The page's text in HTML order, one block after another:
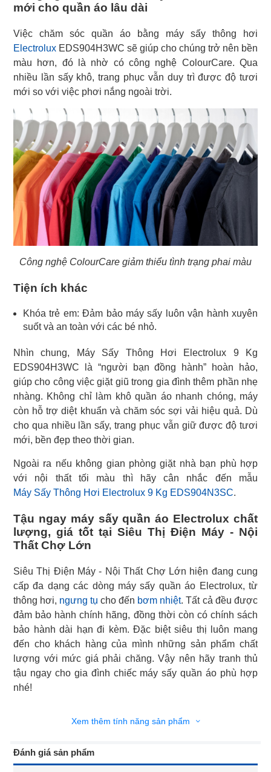
mới cho quần áo lâu dài
Electrolux EDS904H3WC sẽ giúp cho chúng trở nên bền
màu hơn, đó là nhờ có công nghệ ColourCare. Qua
nhiều lần sấy khô, trang phục vẫn duy trì được độ tươi
mới so với việc phơi nắng ngoài trời.
Công nghệ ColourCare giảm thiểu tình trạng phai màu
Tiện ích khác
Khóa trẻ em: Đảm bảo máy sấy luôn vận hành xuyên
suốt và an toàn với các bé nhỏ.
Nhìn chung, Máy Sấy Thông Hơi Electrolux 9 Kg
EDS904H3WC là “người bạn đồng hành” hoàn hảo,
giúp cho công việc giặt giũ trong gia đình thêm phần nhẹ
nhàng. Không chỉ làm khô quần áo nhanh chóng, máy
còn hỗ trợ diệt khuẩn và chăm sóc sợi vải hiệu quả. Dù
cho qua nhiều lần sấy, trang phục vẫn giữ được độ tươi
mới, bền đẹp theo thời gian.
Ngoài ra nếu không gian phòng giặt nhà bạn phù hợp
Máy Sấy Thông Hơi Electrolux 9 Kg EDS904N3SC.
Tậu ngay máy sấy quần áo Electrolux chất
lượng, giá tốt tại Siêu Thị Điện Máy - Nội
Thất Chợ Lớn
Siêu Thị Điện Máy - Nội Thất Chợ Lớn hiện đang cung
cấp đa dạng các dòng máy sấy quần áo Electrolux, từ
thông hơi, ngưng tụ cho đến bơm nhiệt. Tất cả đều được
đảm bảo hành chính hãng, đồng thời còn có chính sách
bảo hành dài hạn đi kèm. Đặc biệt siêu thị luôn mang
đến cho khách hàng của mình những sản phẩm chất
lượng với mức giá phải chăng. Vậy nên hãy tranh thủ
tậu ngay cho gia đình chiếc máy sấy quần áo phù hợp
nhé!
Xem thêm tính năng sản phẩm
Đánh giá sản phẩm